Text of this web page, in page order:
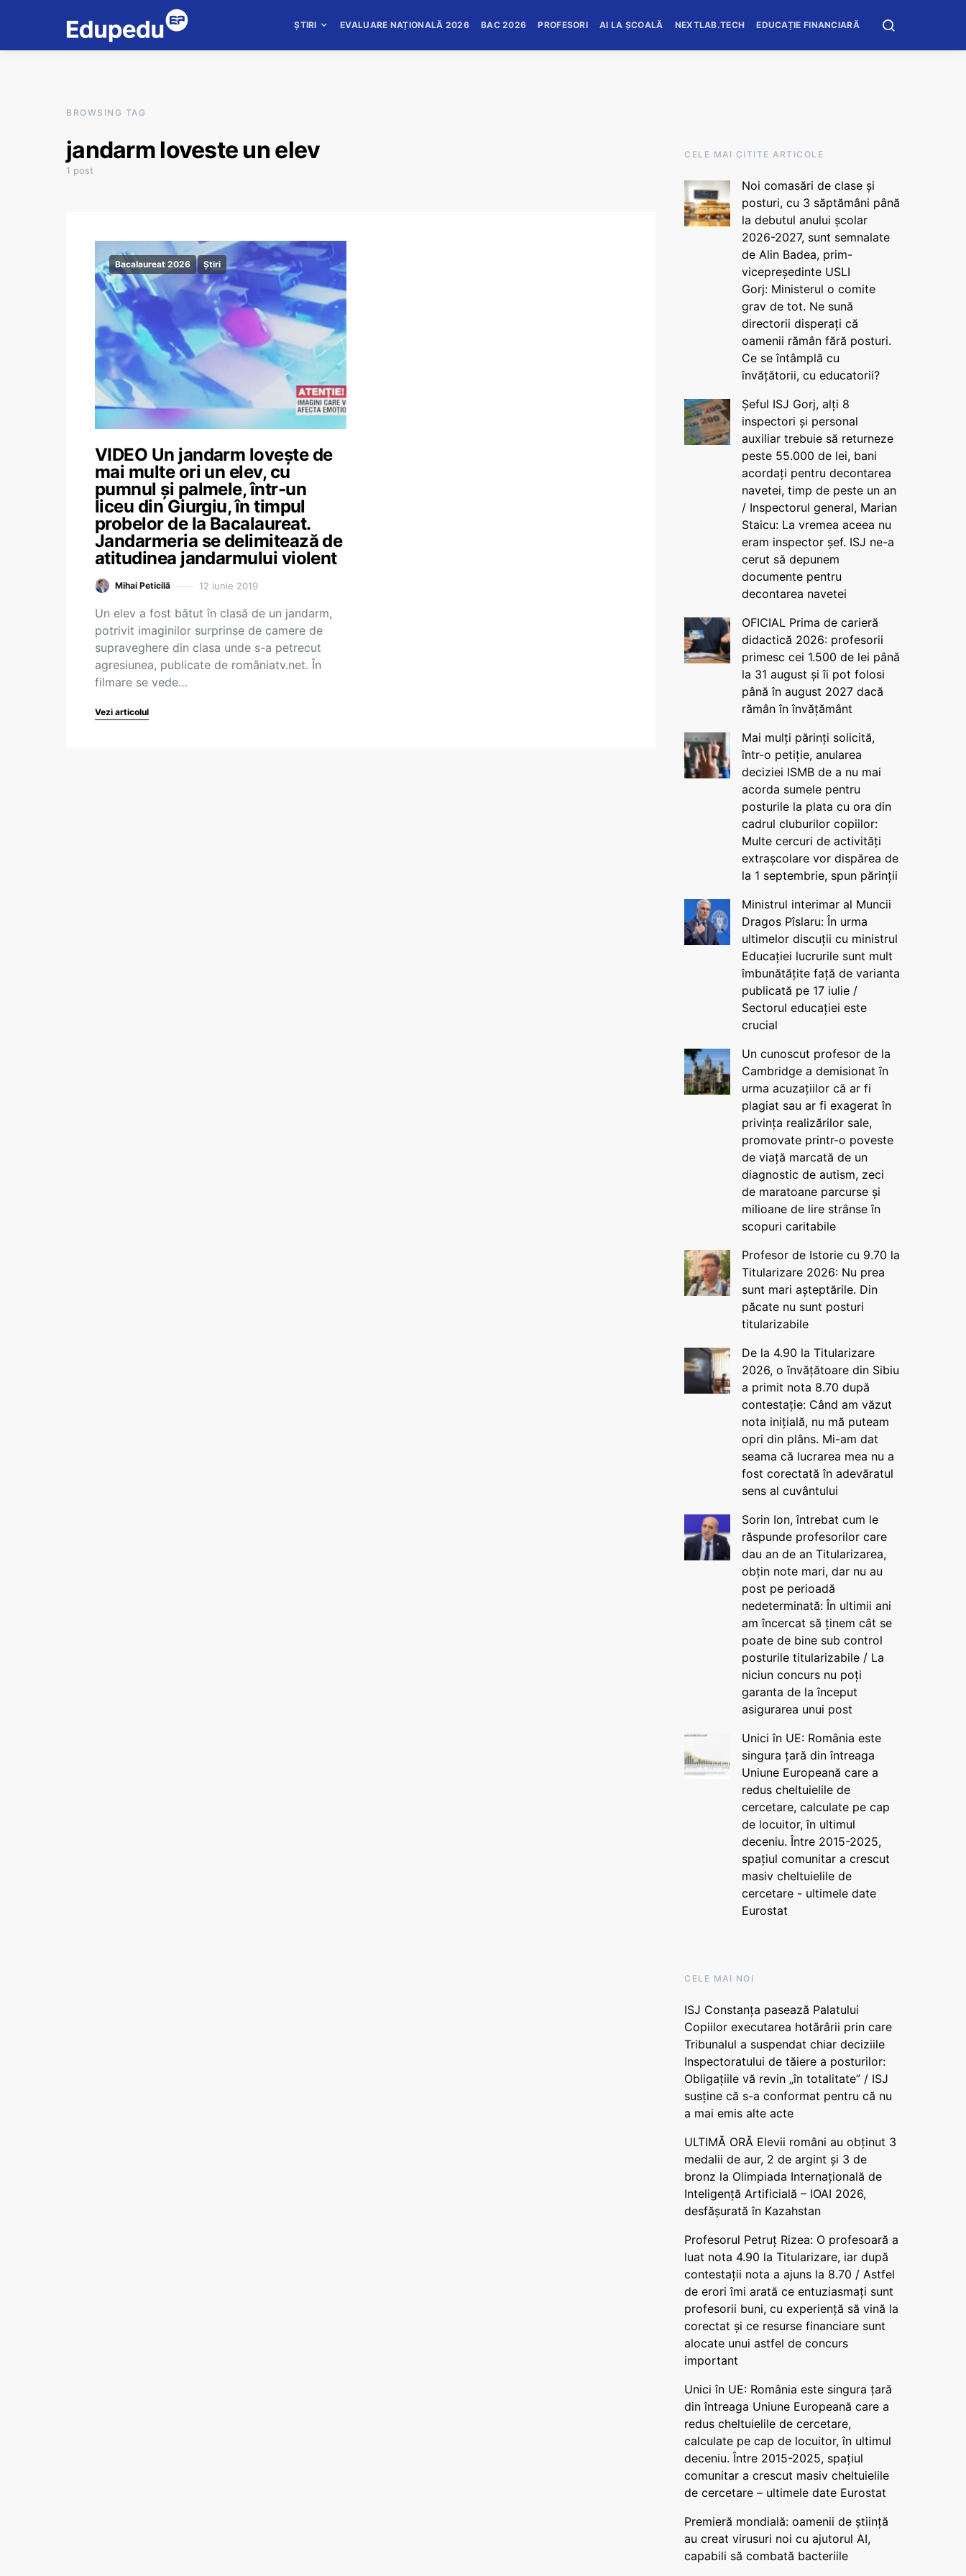
ȘTIRI EVALUARE NAȚIONALĂ 2026 BAC 2026 PROFESORI AI LA ȘCOALĂ NEXTLAB.TECH EDUCAȚIE FINANCIARĂ
BROWSING TAG
jandarm loveste un elev
1 post
Bacalaureat 2026 Știri
VIDEO Un jandarm loveşte de
mai multe ori un elev, cu
pumnul şi palmele, într-un
liceu din Giurgiu, în timpul
probelor de la Bacalaureat.
Jandarmeria se delimitează de
atitudinea jandarmului violent
Mihai Peticilă 12 iunie 2019
Un elev a fost bătut în clasă de un jandarm,
potrivit imaginilor surprinse de camere de
supraveghere din clasa unde s-a petrecut
agresiunea, publicate de româniatv.net. În
filmare se vede…
Vezi articolul
CELE MAI CITITE ARTICOLE
Noi comasări de clase și
posturi, cu 3 săptămâni până
la debutul anului școlar
2026-2027, sunt semnalate
de Alin Badea, prim-
vicepreședinte USLI
Gorj: Ministerul o comite
grav de tot. Ne sună
directorii disperați că
oamenii rămân fără posturi.
Ce se întâmplă cu
învățătorii, cu educatorii?
Șeful ISJ Gorj, alți 8
inspectori și personal
auxiliar trebuie să returneze
peste 55.000 de lei, bani
acordați pentru decontarea
navetei, timp de peste un an
/ Inspectorul general, Marian
Staicu: La vremea aceea nu
eram inspector șef. ISJ ne-a
cerut să depunem
documente pentru
decontarea navetei
OFICIAL Prima de carieră
didactică 2026: profesorii
primesc cei 1.500 de lei până
la 31 august și îi pot folosi
până în august 2027 dacă
rămân în învățământ
Mai mulți părinți solicită,
într-o petiție, anularea
deciziei ISMB de a nu mai
acorda sumele pentru
posturile la plata cu ora din
cadrul cluburilor copiilor:
Multe cercuri de activități
extrașcolare vor dispărea de
la 1 septembrie, spun părinții
Ministrul interimar al Muncii
Dragos Pîslaru: În urma
ultimelor discuții cu ministrul
Educației lucrurile sunt mult
îmbunătățite față de varianta
publicată pe 17 iulie /
Sectorul educației este
crucial
Un cunoscut profesor de la
Cambridge a demisionat în
urma acuzațiilor că ar fi
plagiat sau ar fi exagerat în
privința realizărilor sale,
promovate printr-o poveste
de viață marcată de un
diagnostic de autism, zeci
de maratoane parcurse și
milioane de lire strânse în
scopuri caritabile
Profesor de Istorie cu 9.70 la
Titularizare 2026: Nu prea
sunt mari așteptările. Din
păcate nu sunt posturi
titularizabile
De la 4.90 la Titularizare
2026, o învățătoare din Sibiu
a primit nota 8.70 după
contestație: Când am văzut
nota inițială, nu mă puteam
opri din plâns. Mi-am dat
seama că lucrarea mea nu a
fost corectată în adevăratul
sens al cuvântului
Sorin Ion, întrebat cum le
răspunde profesorilor care
dau an de an Titularizarea,
obțin note mari, dar nu au
post pe perioadă
nedeterminată: În ultimii ani
am încercat să ținem cât se
poate de bine sub control
posturile titularizabile / La
niciun concurs nu poți
garanta de la început
asigurarea unui post
Unici în UE: România este
singura țară din întreaga
Uniune Europeană care a
redus cheltuielile de
cercetare, calculate pe cap
de locuitor, în ultimul
deceniu. Între 2015-2025,
spațiul comunitar a crescut
masiv cheltuielile de
cercetare - ultimele date
Eurostat
CELE MAI NOI
ISJ Constanța pasează Palatului
Copiilor executarea hotărârii prin care
Tribunalul a suspendat chiar deciziile
Inspectoratului de tăiere a posturilor:
Obligațiile vă revin „în totalitate” / ISJ
susține că s-a conformat pentru că nu
a mai emis alte acte
ULTIMĂ ORĂ Elevii români au obținut 3
medalii de aur, 2 de argint și 3 de
bronz la Olimpiada Internațională de
Inteligență Artificială – IOAI 2026,
desfășurată în Kazahstan
Profesorul Petruț Rizea: O profesoară a
luat nota 4.90 la Titularizare, iar după
contestații nota a ajuns la 8.70 / Astfel
de erori îmi arată ce entuziasmați sunt
profesorii buni, cu experiență să vină la
corectat și ce resurse financiare sunt
alocate unui astfel de concurs
important
Unici în UE: România este singura țară
din întreaga Uniune Europeană care a
redus cheltuielile de cercetare,
calculate pe cap de locuitor, în ultimul
deceniu. Între 2015-2025, spațiul
comunitar a crescut masiv cheltuielile
de cercetare – ultimele date Eurostat
Premieră mondială: oamenii de știință
au creat virusuri noi cu ajutorul AI,
capabili să combată bacteriile